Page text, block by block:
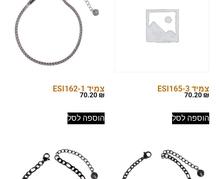
צמיד ESI165-3
70.20₪
הוספה לסל
צמיד ESI162-1
70.20₪
הוספה לסל